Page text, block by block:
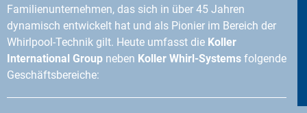
Familienunternehmen, das sich in über 45 Jahren
dynamisch entwickelt hat und als Pionier im Bereich der
Whirlpool-Technik gilt. Heute umfasst die Koller
International Group neben Koller Whirl-Systems folgende
Geschäftsbereiche: